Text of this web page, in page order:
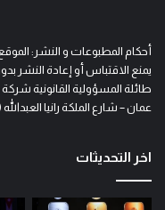
أحكام المطبوعات و النشر:
يمنع الاقتباس أو إعادة النشر
طائلة المسؤولية القانونية
عمان – شارع الملكة رانيا العبدالله
اخر التحديثات